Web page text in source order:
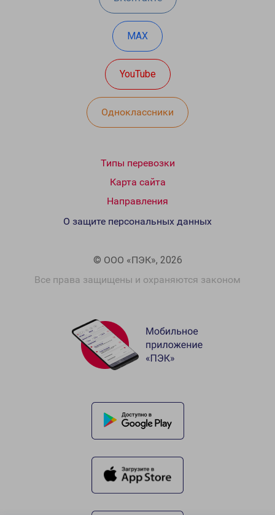
MAX
YouTube
Одноклассники
Типы перевозки
Карта сайта
Направления
© ООО «ПЭК», 2026
Все права защищены и охраняются законом
О защите персональных данных